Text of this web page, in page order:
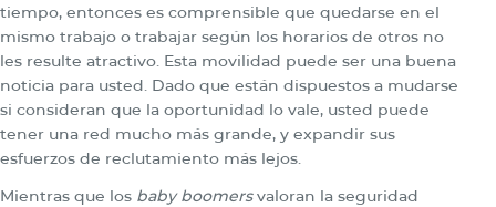
tiempo, entonces es comprensible que quedarse en el
mismo trabajo o trabajar según los horarios de otros no
les resulte atractivo. Esta movilidad puede ser una buena
noticia para usted. Dado que están dispuestos a mudarse
si consideran que la oportunidad lo vale, usted puede
tener una red mucho más grande, y expandir sus
esfuerzos de reclutamiento más lejos.
Mientras que los baby boomersvaloran la seguridad